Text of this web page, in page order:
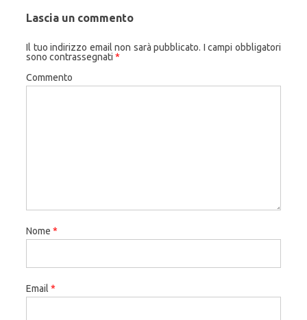
Lascia un commento
Il tuo indirizzo email non sarà pubblicato. I campi obbligatori
sono contrassegnati *
Commento
Nome *
Email *